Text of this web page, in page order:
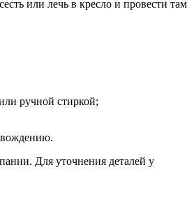
или лечь в кресло и провести там
ручной стиркой;
Для уточнения деталей у